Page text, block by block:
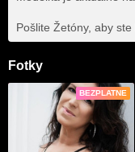
Pošlite Žetóny, aby ste
Fotky
BEZPLATNE